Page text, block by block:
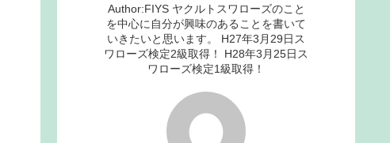
Author:FIYS ヤクルトスワローズのこと
を中心に自分が興味のあることを書いて
いきたいと思います。 H27年3月29日ス
ワローズ検定2級取得！ H28年3月25日ス
ワローズ検定1級取得！